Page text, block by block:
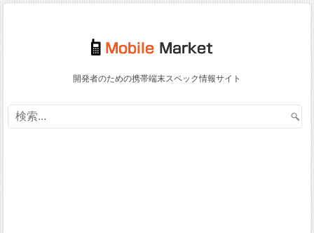
開発者のための携帯端末スペック情報サイト